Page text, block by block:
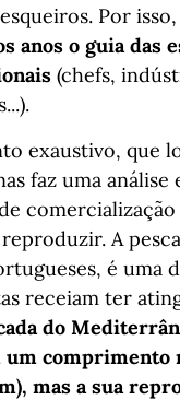
Por isso,
anos o guia das
(chefs,
exaustivo, que
faz uma análise
comercialização
A
é uma
receiam ter
do
um comprimento
mas a sua